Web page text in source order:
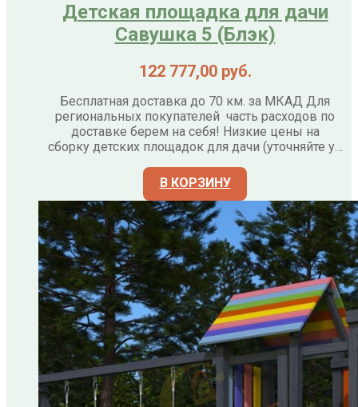
Детская площадка для дачи
Савушка 5 (Блэк)
122 777,00 руб.
Бесплатная доставка до 70 км. за МКАД Для
региональных покупателей часть расходов по
доставке берем на себя! Низкие цены на
сборку детских площадок для дачи (уточняйте у…
В КОРЗИНУ